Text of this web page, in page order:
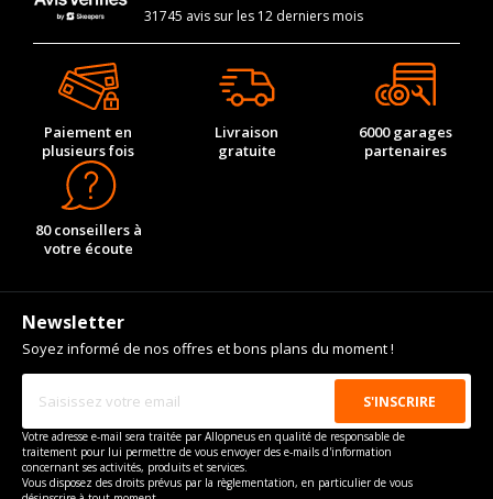
31745 avis sur les 12 derniers mois
Paiement en
plusieurs fois
Livraison
gratuite
6000 garages
partenaires
80 conseillers à
votre écoute
Newsletter
Soyez informé de nos offres et bons plans du moment !
Votre adresse e-mail sera traitée par Allopneus en qualité de responsable de
traitement pour lui permettre de vous envoyer des e-mails d'information
concernant ses activités, produits et services.
Vous disposez des droits prévus par la règlementation, en particulier de vous